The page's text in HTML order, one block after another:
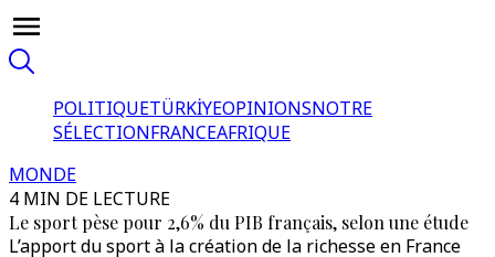
POLITIQUETÜRKİYEOPINIONSNOTRE
SÉLECTIONFRANCEAFRIQUE
MONDE
4 MIN DE LECTURE
Le sport pèse pour 2,6% du PIB français, selon une étude
L’apport du sport à la création de la richesse en France